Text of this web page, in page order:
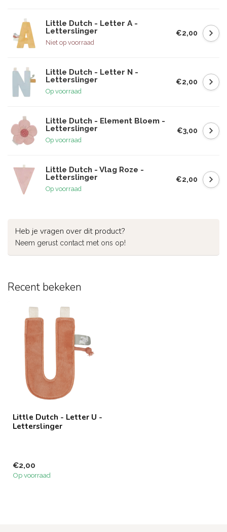
Little Dutch - Letter A -
Letterslinger
Niet op voorraad
€2,00
Little Dutch - Letter N -
Letterslinger
Op voorraad
€2,00
Little Dutch - Element Bloem -
Letterslinger
Op voorraad
€3,00
Little Dutch - Vlag Roze -
Letterslinger
Op voorraad
€2,00
Heb je vragen over dit product?
Neem gerust contact met ons op!
Recent bekeken
Little Dutch - Letter U -
Letterslinger
€2,00
Op voorraad